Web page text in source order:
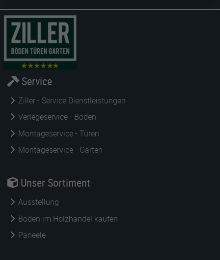
Service
Ziller - Service Dienstleistungen
Verlegeservice - Böden
Montageservice - Türen
Montageservice - Garten
Unser Sortiment
Ausstellung
Böden im Holzhandel kaufen
Paneele